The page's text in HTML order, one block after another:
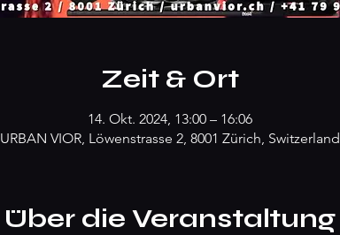
Zeit & Ort
14. Okt. 2024, 13:00 – 16:06
URBAN VIOR, Löwenstrasse 2, 8001 Zürich, Switzerland
Über die Veranstaltung